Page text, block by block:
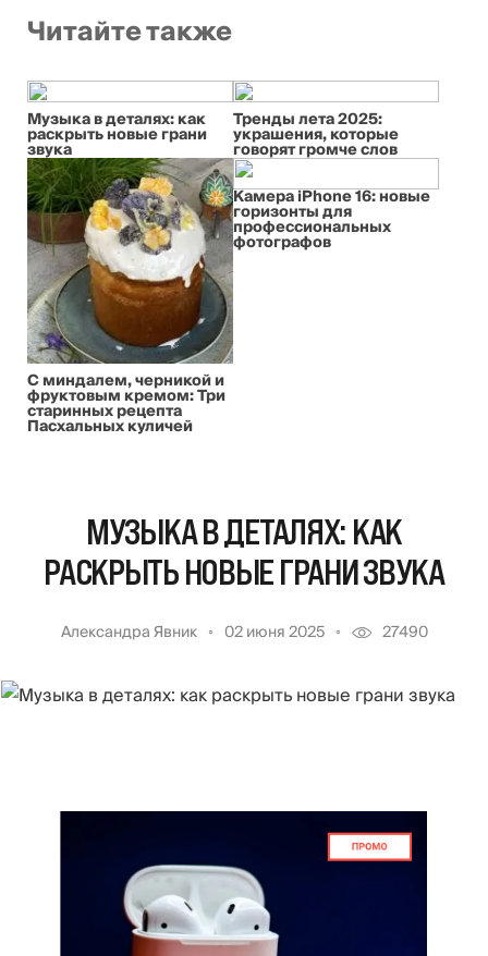
Читайте также
Музыка в деталях: как
раскрыть новые грани
звука
Тренды лета 2025:
украшения, которые
говорят громче слов
С миндалем, черникой и
фруктовым кремом: Три
старинных рецепта
Пасхальных куличей
Камера iPhone 16: новые
горизонты для
профессиональных
фотографов
МУЗЫКА В ДЕТАЛЯХ: КАК
РАСКРЫТЬ НОВЫЕ ГРАНИ ЗВУКА
Александра Явник 02 июня 2025 27490